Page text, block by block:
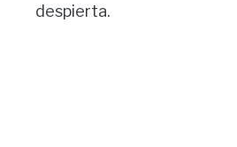
despierta.